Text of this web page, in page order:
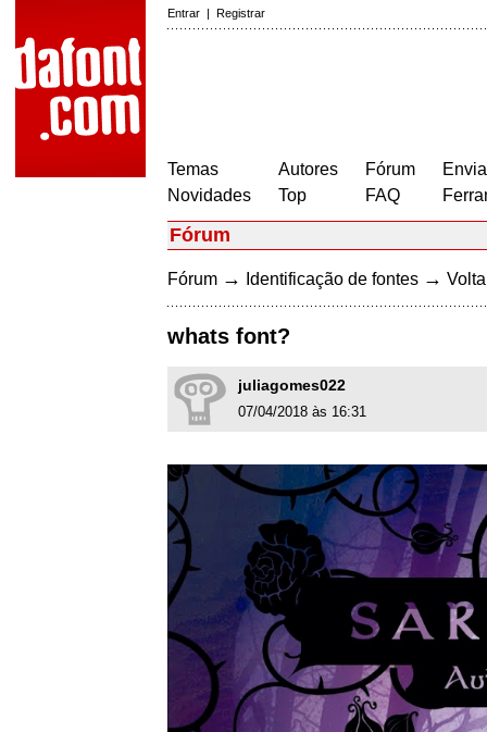
Entrar | Registrar
Temas
Novidades
Autores
Top
Fórum
FAQ
Fórum
Fórum → Identificação de fontes →
whats font?
juliagomes022
07/04/2018 às 16:31